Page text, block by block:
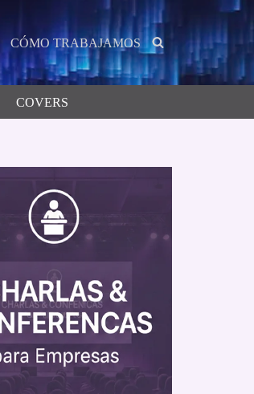
CÓMO TRABAJAMOS
COVERS